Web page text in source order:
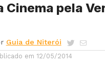
Cinema pela
Guia de Niterói
em 12/05/2014